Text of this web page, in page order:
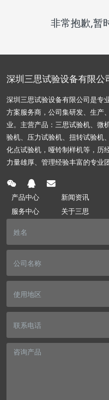
非常抱歉,暂
深圳三思试验设备有限公
深圳三思试验设备有限公司是专
方案服务商，公司集研发、生产
业。主营产品：三思试验机、微
验机、压力试验机、扭转试验机
化点试验机，哑铃制样机等，历
力量雄厚、管理经验丰富的专业团
产品中心 新闻资讯
服务中心
关于三思